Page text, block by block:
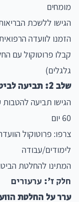
מומחים
הגישו ללשכת
הזמנו לוועדה
קבלו פרוטוקול עם
גלגלים)
שלב 2: תביעה לביטוח לאומי
60 יום
צרפו: פרוטוקול
לימודים/עבודה
המתינו להחלטת
חלק ז': ערעורים
ערר על החלטת